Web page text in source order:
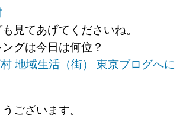
見てあげてくださいね。
グは今日は何位？
に
ございます。